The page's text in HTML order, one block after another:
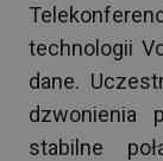
technologii
dane.
dzwonienia
stabilne